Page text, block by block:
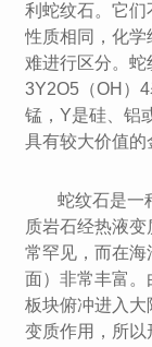
利蛇纹石。它
性质相同，化
难进行区分。
3Y2O5（OH）
锰，Y是硅、铝
具有较大价值的
蛇纹石是一
质岩石经热液
常罕见，而在
面）非常丰富
板块俯冲进入大
变质作用，所以